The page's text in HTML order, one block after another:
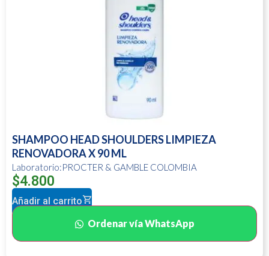
SHAMPOO HEAD SHOULDERS LIMPIEZA
RENOVADORA X 90 ML
Laboratorio:PROCTER & GAMBLE COLOMBIA
$4.800
Añadir al carrito
Ordenar vía WhatsApp